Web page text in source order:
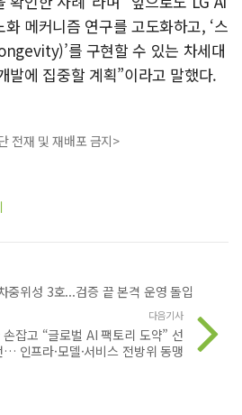
메커니즘 연구를 고도화하고, ‘스
를 구현할 수 있는 차세대
발에 집중할 계획”이라고 말했다.
전재 및 재배포 금지>
중위성 3호...검증 끝 본격 운영 돌입
다음기사
잡고 “글로벌 AI 팩토리 도약” 선
… 인프라·모델·서비스 전방위 동맹